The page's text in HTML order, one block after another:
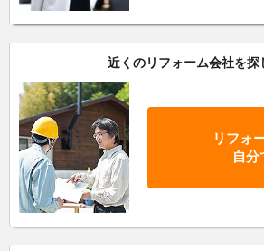
近くのリフォーム会社を探
リフォ
自分